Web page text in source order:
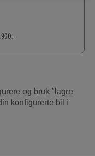
og bruk "lagre
konfigurerte bil i